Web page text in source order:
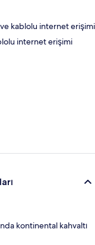
kablolu internet erişimi
internet erişimi
kontinental kahvaltı